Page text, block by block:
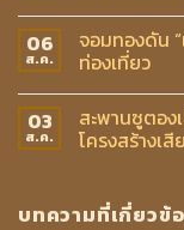
06
ส.ค.
จอมทองดัน
ท่องเที่ยว
03
ส.ค.
สะพานซูตอง
โครงสร้างเ
บทความที่เกี่ยวข้